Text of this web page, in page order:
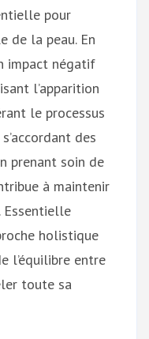
pour
de la peau. En
impact négatif
l’apparition
le processus
des
prenant soin de
à maintenir
Essentielle
holistique
l’équilibre entre
toute sa